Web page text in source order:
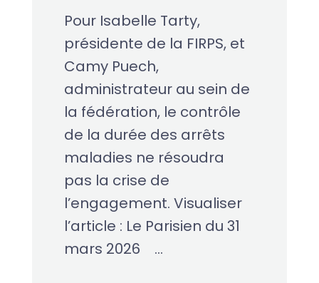
Pour Isabelle Tarty,
présidente de la FIRPS, et
Camy Puech,
administrateur au sein de
la fédération, le contrôle
de la durée des arrêts
maladies ne résoudra
pas la crise de
l’engagement. Visualiser
l’article : Le Parisien du 31
mars 2026 ...